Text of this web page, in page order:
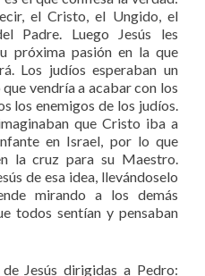
el Cristo, el Ungido, el
Padre. Luego Jesús les
próxima pasión en la que
Los judíos esperaban un
vendría a acabar con los
los enemigos de los judíos.
que Cristo iba a
en Israel, por lo que
la cruz para su Maestro.
de esa idea, llevándoselo
mirando a los demás
todos sentían y pensaban
Jesús dirigidas a Pedro: